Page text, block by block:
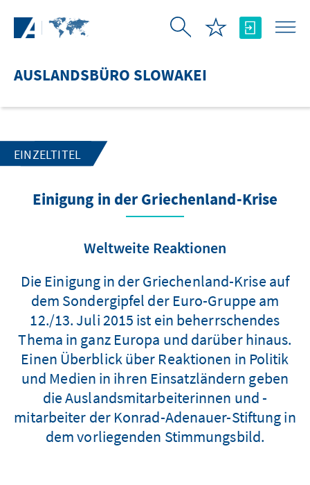
AUSLANDSBÜRO SLOWAKEI
EINZELTITEL
Einigung in der Griechenland-Krise
Weltweite Reaktionen
Die Einigung in der Griechenland-Krise auf
dem Sondergipfel der Euro-Gruppe am
12./13. Juli 2015 ist ein beherrschendes
Thema in ganz Europa und darüber hinaus.
Einen Überblick über Reaktionen in Politik
und Medien in ihren Einsatzländern geben
die Auslandsmitarbeiterinnen und -
mitarbeiter der Konrad-Adenauer-Stiftung in
dem vorliegenden Stimmungsbild.